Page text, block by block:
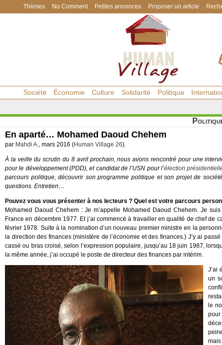
Thèmes No Comment Petites annonces Proposer un article
Société Économie Culture Solidarité Politique
En aparté… Mohamed Daoud Chehem
par Mahdi A., mars 2016 (Human Village 26).
À la veille du scrutin du 8 avril prochain, nous avons rencontré pour une
pour le développement (PDD), et candidat de l’USN pour l’élection
parcours politique, découvrir son programme politique et son projet de
questions. Entretien…
Pouvez vous vous présenter à nos lecteurs ? Quel est votre parcours
Mohamed Daoud Chehem : Je m’appelle Mohamed Daoud Chehem. Je
France en décembre 1977. Et j’ai commencé à travailler en qualité de chef de
février 1978. Suite à la nomination d’un nouveau premier ministre en la
la direction des finances (ministère de l’économie et des finances.) J’y ai
cassé ou bras croisé, selon l’expression populaire, jusqu’au 18 juin 1987,
la même année, j’ai occupé le poste de directeur des finances par intérim.
J’ai
un
le